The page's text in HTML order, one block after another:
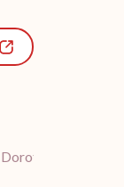
Greniuk